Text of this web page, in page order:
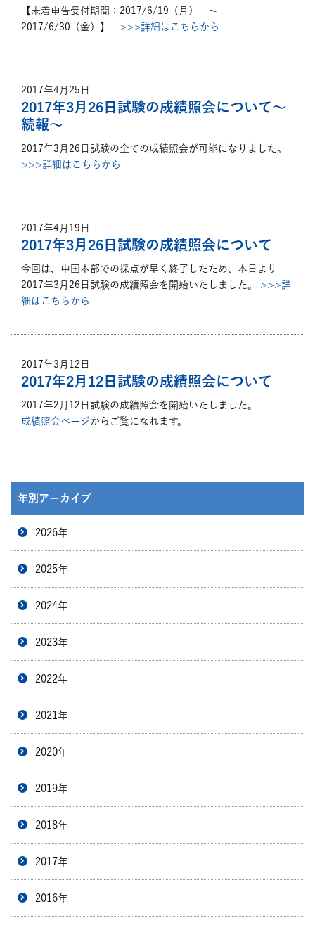
【未着申告受付期間：2017/6/19（月） ～
2017/6/30（金）】 >>>詳細はこちらから
2017年4月25日
2017年3月26日試験の成績照会について～
続報～
2017年3月26日試験の全ての成績照会が可能になりました。
>>>詳細はこちらから
2017年4月19日
2017年3月26日試験の成績照会について
今回は、中国本部での採点が早く終了したため、本日より
2017年3月26日試験の成績照会を開始いたしました。 >>>詳
細はこちらから
2017年3月12日
2017年2月12日試験の成績照会について
2017年2月12日試験の成績照会を開始いたしました。
成績照会ページからご覧になれます。
年別アーカイブ
2026年
2025年
2024年
2023年
2022年
2021年
2020年
2019年
2018年
2017年
2016年